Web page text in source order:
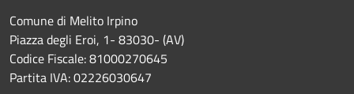
Comune di Melito Irpino
Piazza degli Eroi, 1- 83030- (AV)
Codice Fiscale: 81000270645
Partita IVA: 02226030647